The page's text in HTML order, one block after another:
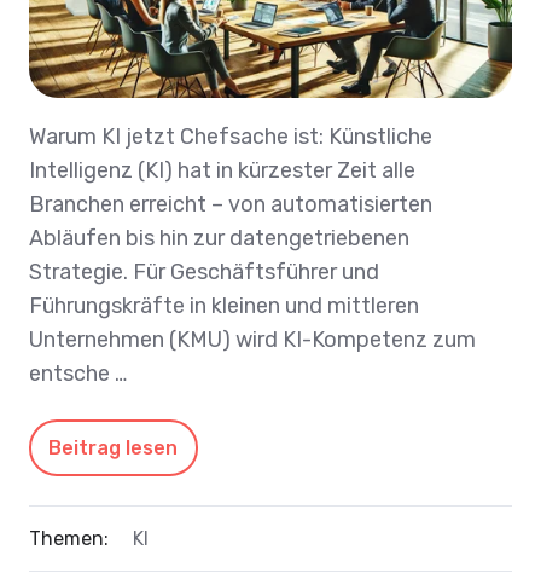
Warum KI jetzt Chefsache ist: Künstliche
Intelligenz (KI) hat in kürzester Zeit alle
Branchen erreicht – von automatisierten
Abläufen bis hin zur datengetriebenen
Strategie. Für Geschäftsführer und
Führungskräfte in kleinen und mittleren
Unternehmen (KMU) wird KI-Kompetenz zum
entsche …
Beitrag lesen
Themen: KI